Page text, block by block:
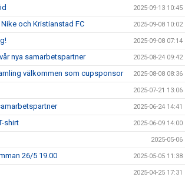
2025-09-13 10:45
och Kristianstad FC 2025-09-08 10:02
2025-09-08 07:14
nya samarbetspartner 2025-08-24 09:42
välkommen som cupsponsor 2025-08-08 08:36
2025-07-21 13:06
2025-06-24 14:41
shirt 2025-06-09 14:00
2025-05-06
26/5 19.00 2025-05-05 11:38
2025-04-25 17:31